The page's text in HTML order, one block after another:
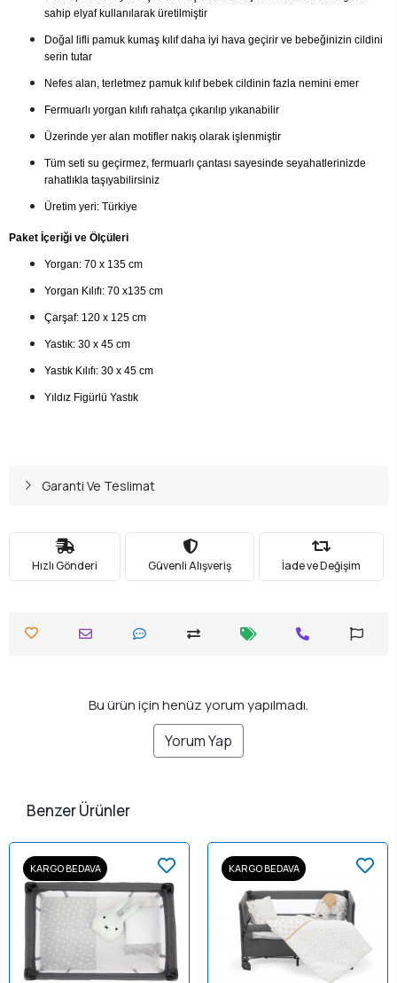
sahip elyaf kullanılarak üretilmiştir
Doğal lifli pamuk kumaş kılıf daha iyi hava geçirir ve bebeğinizin cildini
serin tutar
Nefes alan, terletmez pamuk kılıfbebek cildinin fazla nemini emer
Fermuarlı yorgan kılıfı rahatça çıkarılıp yıkanabilir
Üzerinde yer alan motifler nakış olarak işlenmiştir
Tüm seti su geçirmez, fermuarlı çantası sayesinde seyahatlerinizde
rahatlıkla taşıyabilirsiniz
Üretim yeri: Türkiye
Paket İçeriği ve Ölçüleri
Yorgan: 70 x 135 cm
Yorgan Kılıfı: 70 x135 cm
Çarşaf: 120 x 125 cm
Yastık: 30 x 45 cm
Yastık Kılıfı: 30 x 45 cm
Yıldız Figürlü Yastık
Garanti Ve Teslimat
Hızlı Gönderi Güvenli Alışveriş İade ve Değişim
Bu ürün için henüz yorum yapılmadı.
Yorum Yap
Benzer Ürünler
KARGO BEDAVA KARGO BEDAVA